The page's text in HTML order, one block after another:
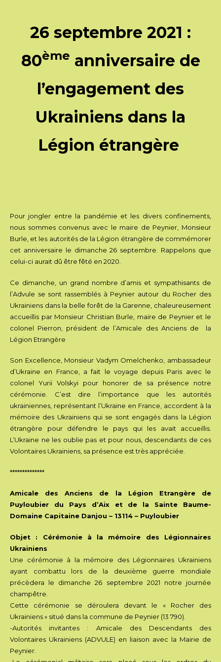
26 septembre 2021 :
80ème anniversaire de
l’engagement des
Ukrainiens dans la
Légion étrangère
Pour jongler entre la pandémie et les divers confinements,
nous sommes convenus avec le maire de Peynier, Monsieur
Burle, et les autorités de la Légion étrangère de commémorer
cet anniversaire le dimanche 26 septembre. Rappelons que
celui-ci aurait dû être fêté en 2020.
Ce dimanche, un grand nombre d’amis et sympathisants de
l’Advule se sont rassemblés à Peynier autour du Rocher des
Ukrainiens dans la belle forêt de la Garenne, chaleureusement
accueillis par Monsieur Christian Burle, maire de Peynier et le
colonel Pierron, président de l’Amicale des Anciens de la
Légion Etrangère
Son Excellence, Monsieur Vadym Omelchenko, ambassadeur
d’Ukraine en France, a fait le voyage depuis Paris avec le
colonel Yurii Volskyi pour honorer de sa présence notre
cérémonie. C’est dire l’importance que les autorités
ukrainiennes, représentant l’Ukraine en France, accordent à la
mémoire des Ukrainiens qui se sont engagés dans la Légion
étrangère pour défendre le pays qui les avait accueillis.
L’Ukraine ne les oublie pas et pour nous, descendants de ces
Volontaires Ukrainiens, sa présence est très appréciée.
**************
Amicale des Anciens de la Légion Etrangère de
Puyloubier du Pays d’Aix et de la Sainte Baume-
Domaine Capitaine Danjou – 13114 – Puyloubier
Objet : Cérémonie à la mémoire des Légionnaires
Ukrainiens
Une cérémonie à la mémoire des Légionnaires Ukrainiens
ayant combattu lors de la deuxième guerre mondiale
précèdera le dimanche 26 septembre 2021 notre journée
champêtre.
Cette cérémonie se déroulera devant le « Rocher des
Ukrainiens » situé dans la commune de Peynier (13 790).
-Autorités invitantes : Amicale des Descendants des
Volontaires Ukrainiens (ADVULE) en liaison avec la Mairie de
Peynier.